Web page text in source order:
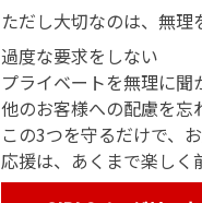
ただし大切なのは、無理
過度な要求をしない
プライベートを無理に聞
他のお客様への配慮を忘
この3つを守るだけで、
応援は、あくまで楽しく